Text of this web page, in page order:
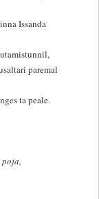
Issanda
paremal
ta peale.